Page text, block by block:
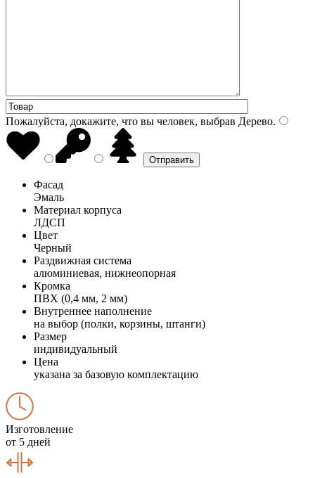
Пожалуйста, докажите, что вы человек, выбрав Дерево.
Фасад
Эмаль
Материал корпуса
ЛДСП
Цвет
Черный
Раздвижная система
алюминиевая, нижнеопорная
Кромка
ПВХ (0,4 мм, 2 мм)
Внутреннее наполнение
на выбор (полки, корзины, штанги)
Размер
индивидуальный
Цена
указана за базовую комплектацию
Изготовление
от 5 дней